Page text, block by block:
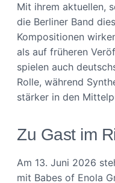
Mit ihrem aktuellen,
die Berliner Band
Kompositionen
als auf früheren
spielen auch
Rolle, während
stärker in den
Zu Gast im
Am 13. Juni 2026
mit Babes of Enola